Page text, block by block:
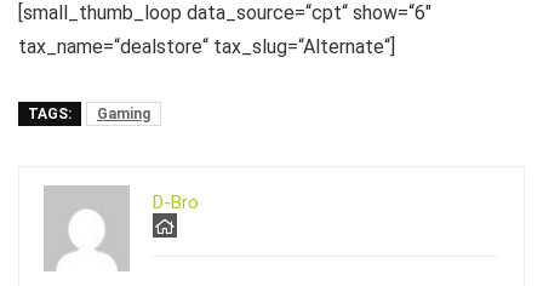
[small_thumb_loop data_source=“cpt“ show=“6″
tax_name=“dealstore“ tax_slug=“Alternate“]
TAGS: Gaming
D-Bro